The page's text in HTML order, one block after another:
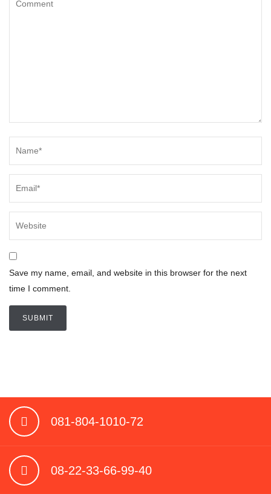
Save my name, email, and website in this browser for the next
time I comment.
081-804-1010-72
08-22-33-66-99-40